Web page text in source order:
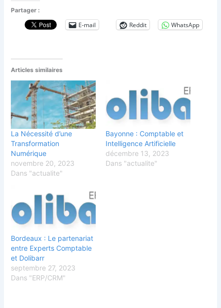
Partager :
E-mail Reddit WhatsApp
Articles similaires
La Nécessité d’une
Transformation
Numérique
novembre 20, 2023
Dans "actualite"
Bayonne : Comptable et
Intelligence Artificielle
décembre 13, 2023
Dans "actualite"
Bordeaux : Le partenariat
entre Experts Comptable
et Dolibarr
septembre 27, 2023
Dans "ERP/CRM"